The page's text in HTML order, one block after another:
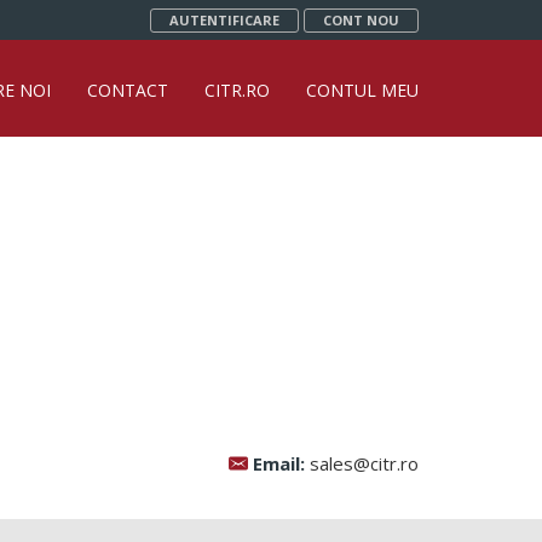
AUTENTIFICARE CONT NOU
NOI CONTACT CITR.RO CONTUL MEU
Email: sales@citr.ro